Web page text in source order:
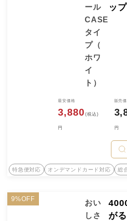
ール
CASE
タイ
プ（
ホワ
イ
ト）
ップ
最安価格
3,880 (税込)
円
販売
円
特急便対応 オンデマンドカード対応 総
9%OFF
おい
しさ
がる